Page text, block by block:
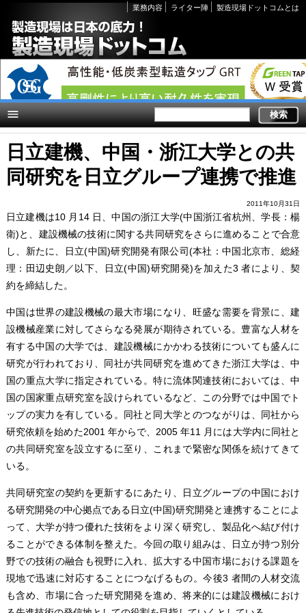
Secondary
links
業務内容 ライター陣 製造現場ドットコムとは
日立建機、中国・浙江大学との共
同研究を日立グループ連携で推進
2011年10月31日
日立建機は10 月14 日、中国の浙江大学(中国浙江省杭州、学長：楊
衛)と、建設機械の技術に関する共同研究をさらに進めることで合意
し、新たに、日立(中国)研究開発有限公司(本社：中国北京市、総経
理：田辺史朗／以下、日立(中国)研究開発)を加えた3 者により、契
約を締結した。
中国は世界の建設機械の最大市場になり、旺盛な需要を背景に、建
設機械産業に対してさらなる発展が期待されている。豊富な人材を
有する中国の大学では、建設機械にかかわる技術についても盛んに
研究が行われており、同社が共同研究を進めてきた浙江大学は、中
国の重点大学に指定されている。特に流体関連技術においては、中
国の国家重点研究室を設けられているなど、この分野では中国でト
ップの実力を有している。同社と同大学とのつながりは、同社から
研究依頼を始めた2001 年からで、2005 年11 月には大学内に同社と
の共同研究室を設立するに至り、これまで緊密な関係を続けてきて
いる。
共同研究室の契約を更新するにあたり、日立グループの中国におけ
る研究開発の中心拠点である日立(中国)研究開発と連携することによ
って、大学が持つ優れた技術をより深く研究し、製品化へ結び付け
ることができる体制を整えた。今回の取り組みは、日立が持つ別分
野での技術の融合も視野に入れ、拡大する中国市場における課題を
現地で迅速に対応することにつなげるもの。今後3 者間の人材交流
も含め、市場に合った研究開発を進め、将来的には建設機械におけ